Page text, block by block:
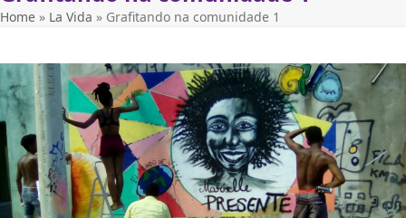
Home » La Vida » Grafitando na comunidade 1